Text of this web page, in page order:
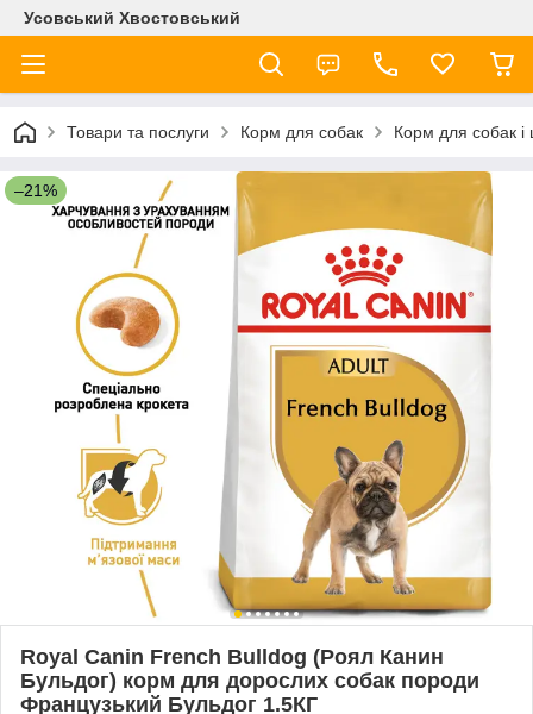
Усовський Хвостовський
Товари та послуги Корм для собак Корм для собак і
–21%
Royal Canin French Bulldog (Роял Канин
Бульдог) корм для дорослих собак породи
Французький Бульдог 1.5КГ